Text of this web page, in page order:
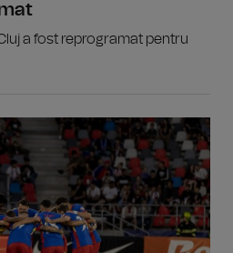
a fost reprogramat pentru